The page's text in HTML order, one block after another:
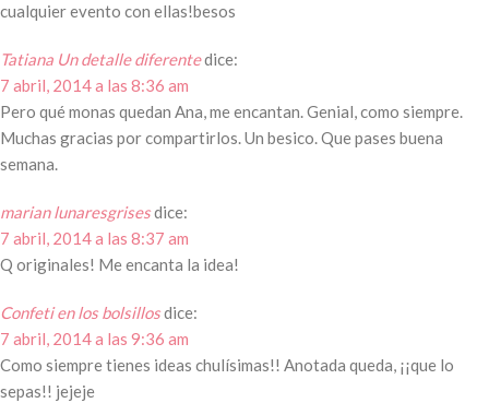
cualquier evento con ellas!besos
Tatiana Un detalle diferentedice:
7 abril, 2014 a las 8:36 am
Pero qué monas quedan Ana, me encantan. Genial, como siempre.
Muchas gracias por compartirlos. Un besico. Que pases buena
semana.
marian lunaresgrisesdice:
7 abril, 2014 a las 8:37 am
Q originales! Me encanta la idea!
Confeti en los bolsillosdice:
7 abril, 2014 a las 9:36 am
Como siempre tienes ideas chulísimas!! Anotada queda, ¡¡que lo
sepas!! jejeje